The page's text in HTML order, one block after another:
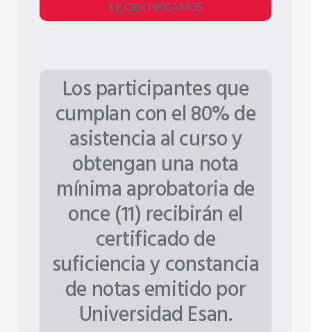
TE CERTIFICAMOS
Los participantes que
cumplan con el 80% de
asistencia al curso y
obtengan una nota
mínima aprobatoria de
once (11) recibirán el
certificado de
suficiencia y constancia
de notas emitido por
Universidad Esan.